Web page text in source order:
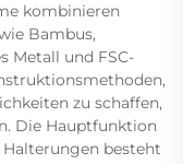
kombinieren
Bambus,
Metall und FSC-
zu schaffen,
Die Hauptfunktion
besteht